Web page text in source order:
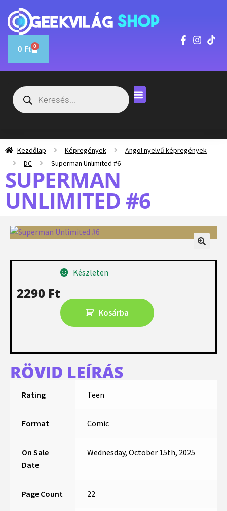
0 Ft 0
Kezdőlap Képregények
Angol nyelvű képregények
DC
Superman Unlimited #6
SUPERMAN
UNLIMITED #6
2290 Ft
Készleten
Kosárba
RÖVID LEÍRÁS
Rating Teen
Format Comic
On Sale
Date
Wednesday, October 15th, 2025
Page Count 22